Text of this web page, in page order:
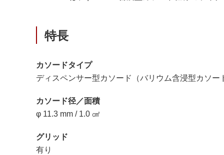
特長
カソードタイプ
ディスペンサー型カソード（バリウム含浸型カソー
カソード径／面積
φ 11.3 mm / 1.0 ㎠
グリッド
有り